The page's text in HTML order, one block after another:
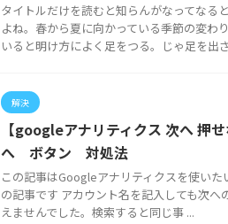
タイトルだけを読むと知らんがなってなる
よね。春から夏に向かっている季節の変わ
いると明け方によく足をつる。じゃ足を出
解決
【googleアナリティクス 次へ
へ ボタン 対処法
この記事はGoogleアナリティクスを使い
の記事です アカウント名を記入しても次
えませんでした。検索すると同じ事 ...